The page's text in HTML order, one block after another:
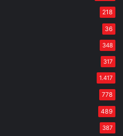
218
36
348
317
1.417
778
489
387